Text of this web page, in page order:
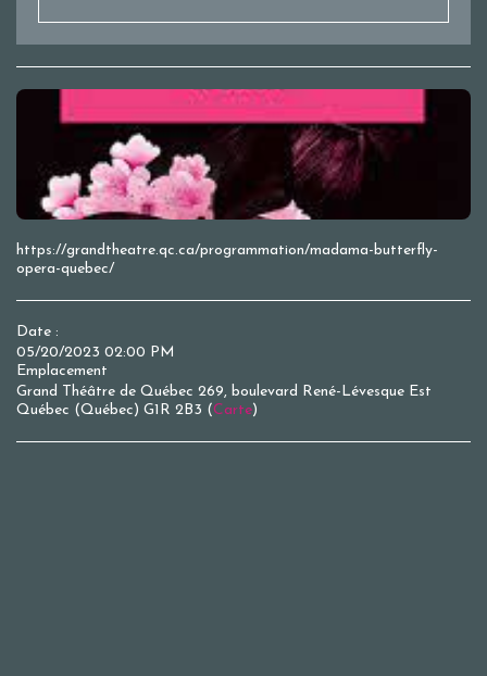
https://grandtheatre.qc.ca/programmation/madama-butterfly-
opera-quebec/
Date :
05/20/2023 02:00 PM
Emplacement
Grand Théâtre de Québec 269, boulevard René-Lévesque Est
Québec (Québec) G1R 2B3 (Carte)